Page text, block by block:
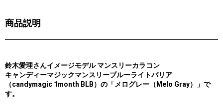
商品説明
鈴木愛理さんイメージモデル マンスリーカラコン
キャンディーマジックマンスリーブルーライトバリア
（candymagic 1month BLB）の「メログレー（Melo Gray）」で
す。